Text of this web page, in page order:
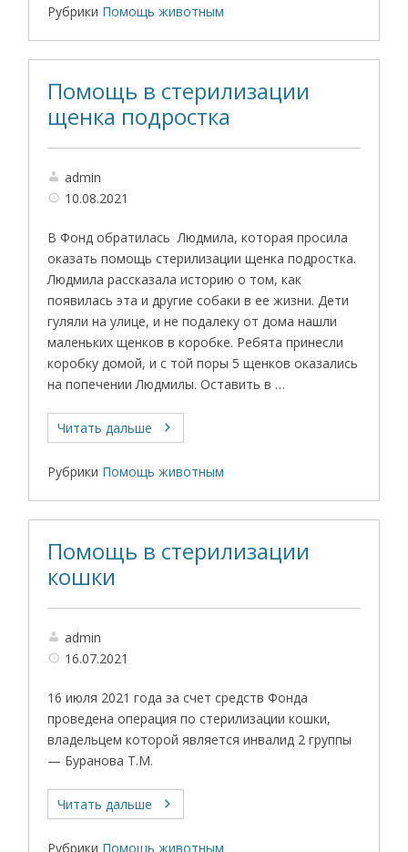
Рубрики Помощь животным
Помощь в стерилизации
щенка подростка
admin
10.08.2021
В Фонд обратилась Людмила, которая просила
оказать помощь стерилизации щенка подростка.
Людмила рассказала историю о том, как
появилась эта и другие собаки в ее жизни. Дети
гуляли на улице, и не подалеку от дома нашли
маленьких щенков в коробке. Ребята принесли
коробку домой, и с той поры 5 щенков оказались
на попечении Людмилы. Оставить в …
Читать дальше
Рубрики Помощь животным
Помощь в стерилизации
кошки
admin
16.07.2021
16 июля 2021 года за счет средств Фонда
проведена операция по стерилизации кошки,
владельцем которой является инвалид 2 группы
— Буранова Т.М.
Читать дальше
Рубрики Помощь животным